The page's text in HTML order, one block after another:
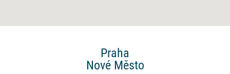
Praha
Nové Město